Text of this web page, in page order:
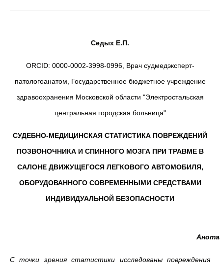
Седых Е.П.
ORCID: 0000-0002-3998-0996, Врач судмедэксперт-
патологоанатом, Государственное бюджетное учреждение
здравоохранения Московской области "Электростальская
центральная городская больница"
СУДЕБНО-МЕДИЦИНСКАЯ СТАТИСТИКА ПОВРЕЖДЕНИЙ
ПОЗВОНОЧНИКА И СПИННОГО МОЗГА ПРИ ТРАВМЕ В
САЛОНЕ ДВИЖУЩЕГОСЯ ЛЕГКОВОГО АВТОМОБИЛЯ,
ОБОРУДОВАННОГО СОВРЕМЕННЫМИ СРЕДСТВАМИ
ИНДИВИДУАЛЬНОЙ БЕЗОПАСНОСТИ
С точки зрения статистики исследованы повреждения